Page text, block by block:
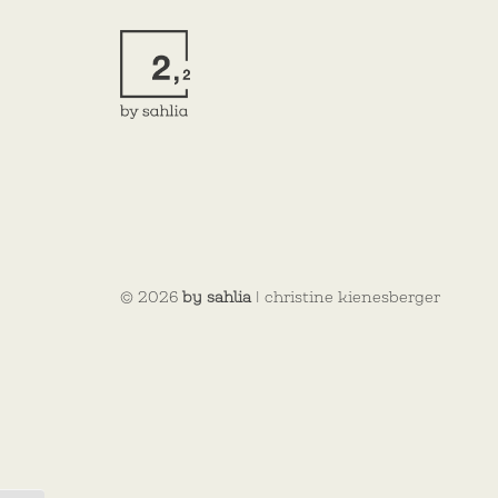
© 2026 by sahlia | christine kienesberger